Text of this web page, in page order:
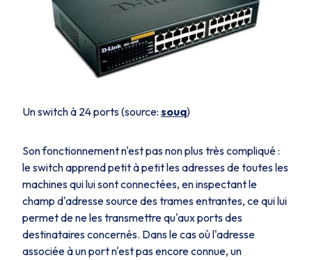
Un switch à 24 ports (source: souq)
Son fonctionnement n'est pas non plus très compliqué :
leswitchapprend petit à petit les adresses de toutes les
machines qui lui sont connectées, en inspectant le
champ d'adresse source des trames entrantes, ce qui lui
permet de ne les transmettre qu'aux ports des
destinataires concernés. Dans le cas où l'adresse
associée à un port n'est pas encore connue, un